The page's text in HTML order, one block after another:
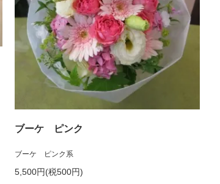
ブーケ ピンク
ブーケ ピンク系
5,500円(税500円)